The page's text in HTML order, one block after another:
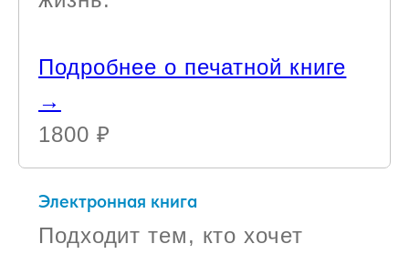
Подробнее о печатной книге
→
1800 ₽
Электронная книга
Подходит тем, кто хочет